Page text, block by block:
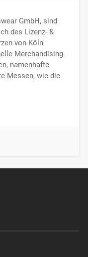
GmbH, sind
des Lizenz- &
von Köln
Merchandising-
namenhafte
Messen, wie die